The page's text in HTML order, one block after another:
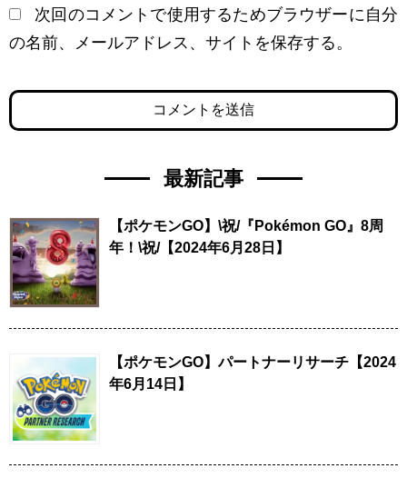
次回のコメントで使用するためブラウザーに自分
の名前、メールアドレス、サイトを保存する。
最新記事
【ポケモンGO】\祝/『Pokémon GO』8周
年！\祝/【2024年6月28日】
【ポケモンGO】パートナーリサーチ【2024
年6月14日】